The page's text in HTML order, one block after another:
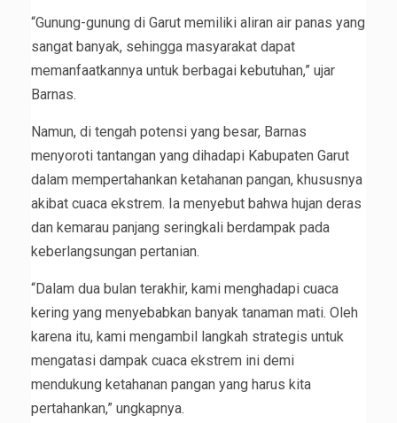
“Gunung-gunung di Garut memiliki aliran air panas yang
sangat banyak, sehingga masyarakat dapat
memanfaatkannya untuk berbagai kebutuhan,” ujar
Barnas.
Namun, di tengah potensi yang besar, Barnas
menyoroti tantangan yang dihadapi Kabupaten Garut
dalam mempertahankan ketahanan pangan, khususnya
akibat cuaca ekstrem. Ia menyebut bahwa hujan deras
dan kemarau panjang seringkali berdampak pada
keberlangsungan pertanian.
“Dalam dua bulan terakhir, kami menghadapi cuaca
kering yang menyebabkan banyak tanaman mati. Oleh
karena itu, kami mengambil langkah strategis untuk
mengatasi dampak cuaca ekstrem ini demi
mendukung ketahanan pangan yang harus kita
pertahankan,” ungkapnya.